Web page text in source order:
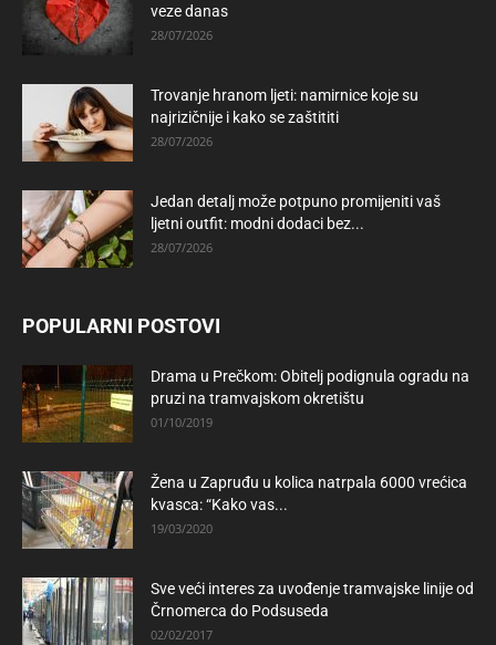
veze danas
28/07/2026
Trovanje hranom ljeti: namirnice koje su
najrizičnije i kako se zaštititi
28/07/2026
Jedan detalj može potpuno promijeniti vaš
ljetni outfit: modni dodaci bez...
28/07/2026
POPULARNI POSTOVI
Drama u Prečkom: Obitelj podignula ogradu na
pruzi na tramvajskom okretištu
01/10/2019
Žena u Zapruđu u kolica natrpala 6000 vrećica
kvasca: “Kako vas...
19/03/2020
Sve veći interes za uvođenje tramvajske linije od
Črnomerca do Podsuseda
02/02/2017